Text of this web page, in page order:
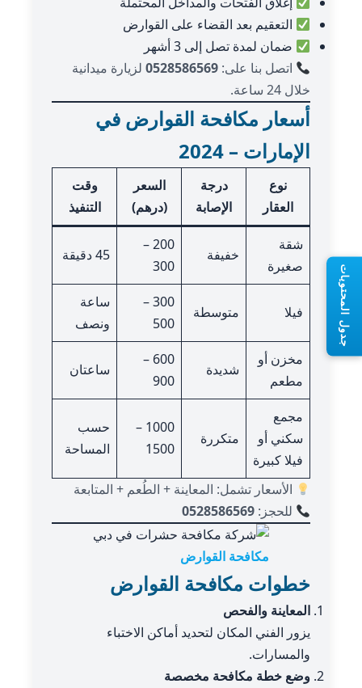
التعقيم بعد القضاء على القوارض
ضمان لمدة تصل إلى 3 أشهر
اتصل بنا على:0528586569 لزيارة ميدانية
خلال 24 ساعة.
أسعار مكافحة القوارض في
الإمارات – 2024
نوع
العقار
درجة
الإصابة
السعر
(درهم)
وقت
التنفيذ
شقة
صغيرة
خفيفة
200 –
300
45 دقيقة
فيلا متوسطة
300 –
500
ساعة
ونصف
مخزن أو
مطعم
شديدة
600 –
900
ساعتان
مجمع
سكني أو
فيلا كبيرة
متكررة
1000 –
1500
حسب
المساحة
الأسعار تشمل: المعاينة + الطُعم + المتابعة
للحجز:0528586569
مكافحة القوارض
خطوات مكافحة القوارض
المعاينة والفحص
يزور الفني المكان لتحديد أماكن الاختباء
والمسارات.
وضع خطة مكافحة مخصصة
جدول المحتويات